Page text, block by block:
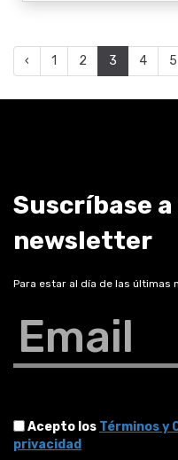
‹ 1 2 3 4 5
Suscríbase
newsletter
Para estar al día de las últimas
Email
Acepto los Términos y
privacidad